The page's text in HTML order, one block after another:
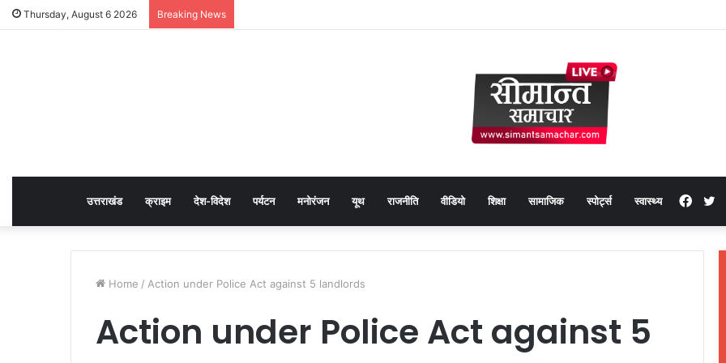
Thursday, August 6 2026 Breaking News
उत्तराखंड क्राइम देश-विदेश पर्यटन मनोरंजन यूथ राजनीति वीडियो शिक्षा सामाजिक स्पोर्ट्स स्वास्थ्य
Home / Action under Police Act against 5 landlords
Action under Police Act against 5